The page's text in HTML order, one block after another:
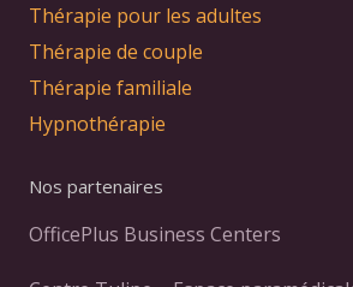
Thérapie pour les adultes
Thérapie de couple
Thérapie familiale
Hypnothérapie
Nos partenaires
OfficePlus Business Centers